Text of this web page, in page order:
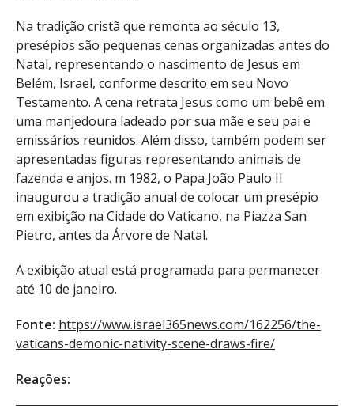
Na tradição cristã que remonta ao século 13,
presépios são pequenas cenas organizadas antes do
Natal, representando o nascimento de Jesus em
Belém, Israel, conforme descrito em seu Novo
Testamento. A cena retrata Jesus como um bebê em
uma manjedoura ladeado por sua mãe e seu pai e
emissários reunidos. Além disso, também podem ser
apresentadas figuras representando animais de
fazenda e anjos. m 1982, o Papa João Paulo II
inaugurou a tradição anual de colocar um presépio
em exibição na Cidade do Vaticano, na Piazza San
Pietro, antes da Árvore de Natal.
A exibição atual está programada para permanecer
até 10 de janeiro.
Fonte: https://www.israel365news.com/162256/the-
vaticans-demonic-nativity-scene-draws-fire/
Reações: